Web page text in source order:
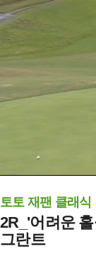
토토 재팬 클래식
2R_'어려운
그란트